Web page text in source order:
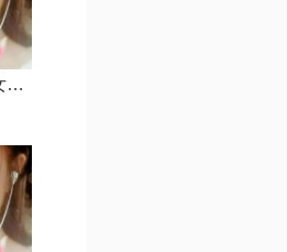
假装【粤韵坊AI女版{发行版}】